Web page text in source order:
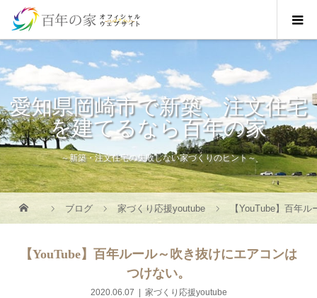
愛知県岡崎市で新築、注文住宅
を建てるなら百年の家
～新築・注文住宅の失敗しない家づくりのヒント～
ブログ 家づくり応援youtube 【YouTube】百年
【YouTube】百年ルール～吹き抜けにエアコンは
つけない。
2020.06.07 家づくり応援youtube